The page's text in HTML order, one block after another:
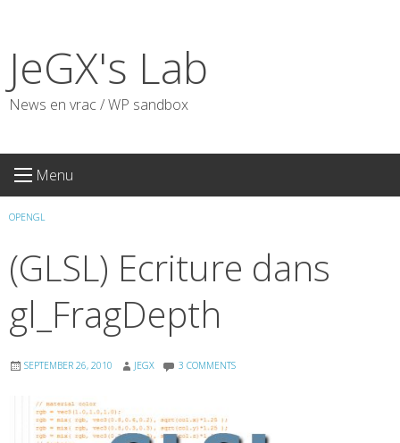
content
JeGX's Lab
News en vrac / WP sandbox
Menu
OPENGL
(GLSL) Ecriture dans
gl_FragDepth
SEPTEMBER 26, 2010 JEGX 3 COMMENTS